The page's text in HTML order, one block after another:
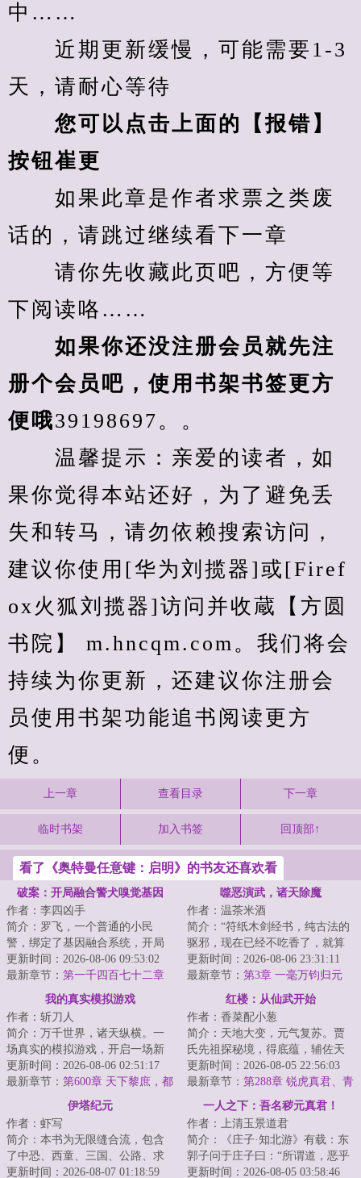
中……
近期更新缓慢，可能需要1-3
天，请耐心等待
您可以点击上面的【报错】
按钮崔更
如果此章是作者求票之类废
话的，请跳过继续看下一章
请你先收藏此页吧，方便等
下阅读咯……
如果你还没注册会员就先注
册个会员吧，使用书架书签更方
便哦39198697。。
温馨提示：亲爱的读者，如
果你觉得本站还好，为了避免丢
失和转马，请勿依赖搜索访问，
建议你使用[华为刘揽器]或[Firef
ox火狐刘揽器]访问并收蔵【方圆
书院】 m.hncqm.com。我们将会
持续为你更新，还建议你注册会
员使用书架功能追书阅读更方
便。
上一章 查看目录 下一章
临时书架 加入书签 回顶部↑
看了《奥特曼任意键：启明》的书友还喜欢看
破案：开局融合警犬嗅觉基因
作者：李四凶手
简介：罗飞，一个普通的小民
警，绑定了基因融合系统，开局
融合警犬嗅觉基因，破获凶杀
案，从此走上了不平...
更新时间：2026-08-06 09:53:02
最新章节： 第一千四百七十二章
松本次郎当着联合国切腹！米国
代表一句“累赘”直接送
噬恶演武，诸天除魔
作者：温茶米酒
简介：“符纸木剑经书，纯古法的
驱邪，现在已经不吃香了，就算
术士出门，都得带个二百斤的香
炉防身，你不...
更新时间：2026-08-06 23:31:11
最新章节： 第3章 一毫万钧归元
气，拳出东海挟风雷（4300单
我的真实模拟游戏
作者：斩刀人
简介：万千世界，诸天纵横。一
场真实的模拟游戏，开启一场新
的人生。年的世界，当别人都在
下海经商，当二...
更新时间：2026-08-06 02:51:17
最新章节： 第600章 天下黎庶，都
有不该死的理由
红楼：从仙武开始
作者：香菜配小葱
简介：天地大变，元气复苏。贾
氏先祖探秘境，得底蕴，辅佐天
命之人一统汉家大地，建立大
昭！贾氏二代传人...
更新时间：2026-08-05 22:56:03
最新章节： 第288章 锐虎真君、青
霖远遁！
伊塔纪元
作者：虾写
简介：本书为无限缝合流，包含
了中恐、西童、三国、公路、求
生、丧尸、克苏鲁、星际等元素
更新时间：2026-08-07 01:18:59
一人之下：吾名秽元真君！
作者：上清玉景道君
简介：《庄子·知北游》有载：东
郭子问于庄子曰：“所谓道，恶乎
在？”庄子曰：“无所不在。”东郭
更新时间：2026-08-05 03:58:46